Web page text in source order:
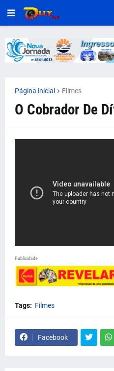
Página inicial Filmes
O Cobrador De
Publicidade
Tags: Filmes
Facebook